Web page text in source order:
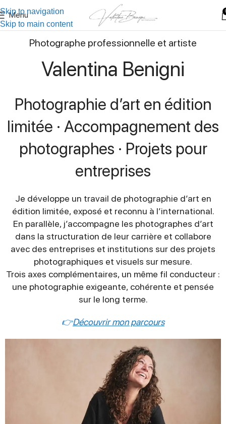
Skip to navigation
Skip to main content
Menu
Photographe professionnelle et artiste
Valentina Benigni
Photographie d’art en édition
limitée · Accompagnement des
photographes · Projets pour
entreprises
Je développe un travail de photographie d’art en
édition limitée, exposé et reconnu à l’international.
En parallèle, j’accompagne les photographes d’art
dans la structuration de leur carrière et collabore
avec des entreprises et institutions sur des projets
photographiques et visuels sur mesure.
Trois axes complémentaires, un même fil conducteur :
une photographie exigeante, cohérente et pensée
sur le long terme.
👉Découvrir mon parcours